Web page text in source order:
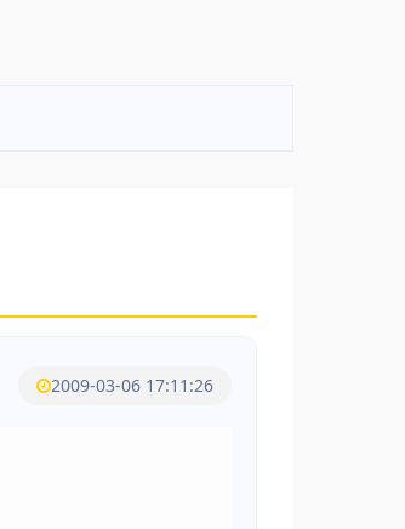
2009-03-06 17:11:26